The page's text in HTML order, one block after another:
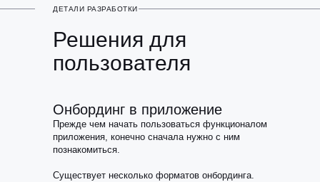
ДЕТАЛИ РАЗРАБОТКИ
Решения для
пользователя
Онбординг в приложение
Прежде чем начать пользоваться функционалом
приложения, конечно сначала нужно с ним
познакомиться.
Существует несколько форматов онбординга.